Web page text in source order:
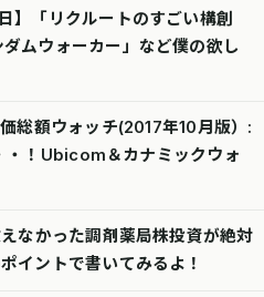
】「リクルートのすごい構創
ムウォーカー」など僕の欲し
総額ウォッチ(2017年10月版）:
・！Ubicom＆カナミックウォ
なかった調剤薬局株投資が絶対
イントで書いてみるよ！